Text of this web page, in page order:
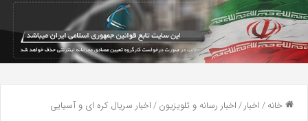
خانه/اخبار/اخبار رسانه و تلویزیون/اخبار سریال کره ای و آسیایی